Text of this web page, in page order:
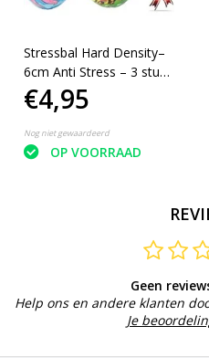
Stressbal Hard Density–
6cm Anti Stress – 3 stuks
– Dieren
€4,95
Nog niet gewaardeerd
OP VOORRAAD
Geen
Help ons en andere klanten
Je